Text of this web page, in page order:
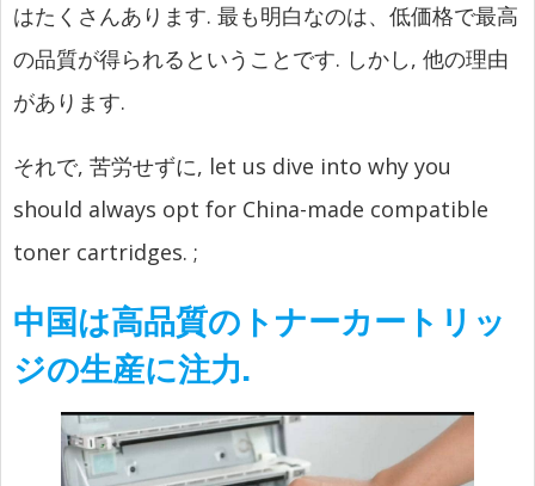
はたくさんあります. 最も明白なのは、低価格で最高
の品質が得られるということです. しかし, 他の理由
があります.
それで, 苦労せずに, let us dive into why you
should always opt for China-made compatible
toner cartridges. ;
中国は高品質のトナーカートリッ
ジの生産に注力.